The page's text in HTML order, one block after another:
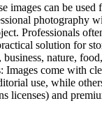
can be
photography
Professionals
solution for
nature,
come with
use, while
and